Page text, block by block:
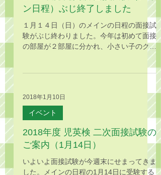
ン日程）ぶじ終了しました
１月１４日（日）のメインの日程の面接試
験がぶじ終わりました。今年は初めて面接
の部屋が２部屋に分かれ、小さい子のクラ
ス順（受験生リストの上）からの部屋、大
きい子のクラス順（リストの一番下）から
という間...
2018年1月10日
イベント
2018年度 児英検 二次面接試験の
ご案内（1月14日）
いよいよ面接試験が今週末にせまってきま
した。メインの日程の1月14日に受験する